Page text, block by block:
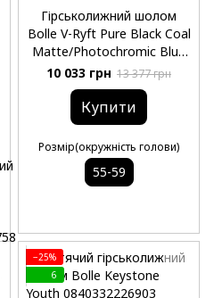
Гірськолижний шолом
Bolle V-Ryft Pure Black Coal
Matte/Photochromic Blue
Cat 1 to 3
10 033 грн 13 377 грн
Купити
Розмір(окружність голови)
55-59
−25%
6